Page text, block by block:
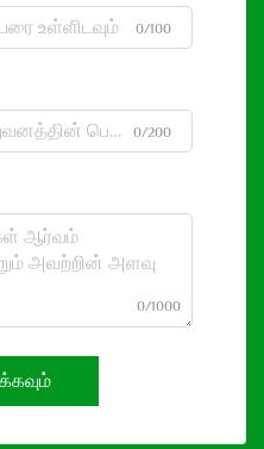
0/100
0/200
0/1000